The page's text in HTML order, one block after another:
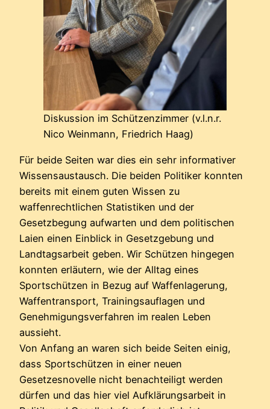
Diskussion im Schützenzimmer (v.l.n.r.
Nico Weinmann, Friedrich Haag)
Für beide Seiten war dies ein sehr informativer
Wissensaustausch. Die beiden Politiker konnten
bereits mit einem guten Wissen zu
waffenrechtlichen Statistiken und der
Gesetzbegung aufwarten und dem politischen
Laien einen Einblick in Gesetzgebung und
Landtagsarbeit geben. Wir Schützen hingegen
konnten erläutern, wie der Alltag eines
Sportschützen in Bezug auf Waffenlagerung,
Waffentransport, Trainingsauflagen und
Genehmigungsverfahren im realen Leben
aussieht.
Von Anfang an waren sich beide Seiten einig,
dass Sportschützen in einer neuen
Gesetzesnovelle nicht benachteiligt werden
dürfen und das hier viel Aufklärungsarbeit in